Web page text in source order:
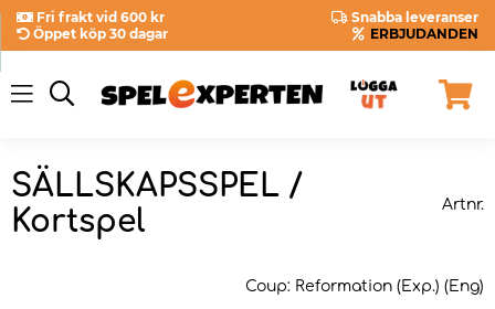
Fri frakt vid 600 kr
Snabba leveranser
Öppet köp 30 dagar
ERBJUDANDEN
SÄLLSKAPSSPEL /
Kortspel
Artnr.
Coup: Reformation (Exp.) (Eng)